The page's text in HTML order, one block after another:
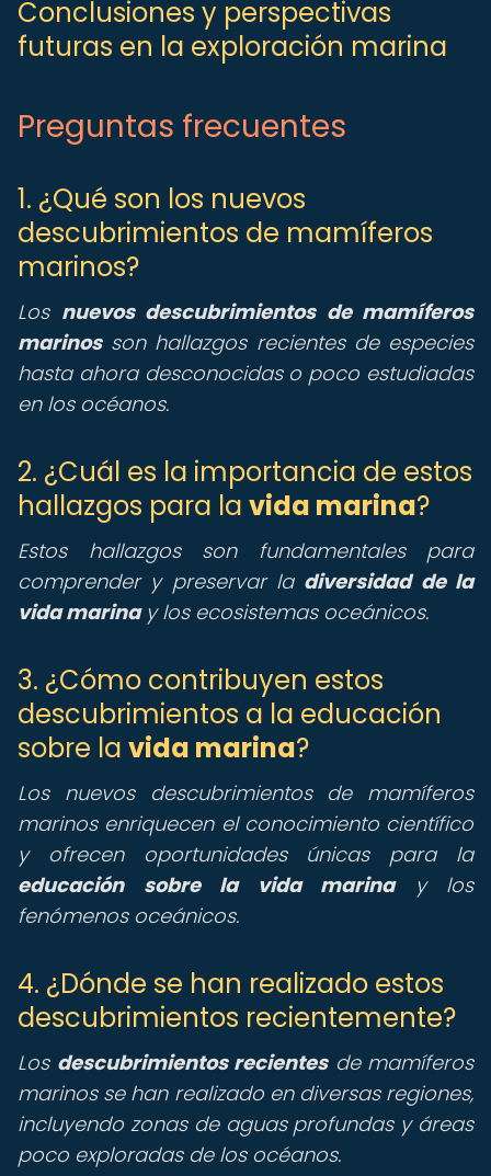
Conclusiones y perspectivas
futuras en la exploración marina
Preguntas frecuentes
1. ¿Qué son los nuevos
descubrimientos de mamíferos
marinos?
Los nuevos descubrimientos de mamíferos
marinosson hallazgos recientes de especies
hasta ahora desconocidas o poco estudiadas
en los océanos.
2. ¿Cuál es la importancia de estos
hallazgos para la vida marina?
Estos hallazgos son fundamentales para
comprender y preservar la diversidad de la
vida marinay los ecosistemas oceánicos.
3. ¿Cómo contribuyen estos
descubrimientos a la educación
sobre la vida marina?
Los nuevos descubrimientos de mamíferos
marinos enriquecen el conocimiento científico
y ofrecen oportunidades únicas para la
educación sobre la vida marinay los
fenómenos oceánicos.
4. ¿Dónde se han realizado estos
descubrimientos recientemente?
Los descubrimientos recientesde mamíferos
marinos se han realizado en diversas regiones,
incluyendo zonas de aguas profundas y áreas
poco exploradas de los océanos.